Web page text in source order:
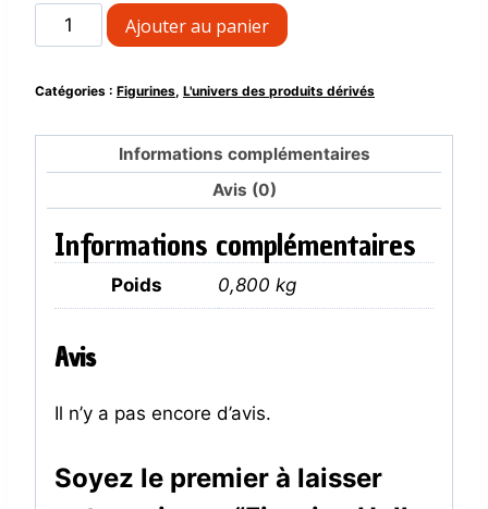
quantité
Figurine
Box
Ajouter au panier
Catégories : Figurines, L'univers des produits dérivés
Informations complémentaires
Avis (0)
Informations complémentaires
Poids 0,800 kg
Avis
Il n’y a pas encore d’avis.
Soyez le premier à laisser